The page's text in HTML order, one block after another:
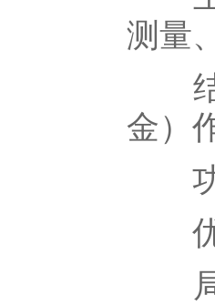
测量
结
金）
功
优
局